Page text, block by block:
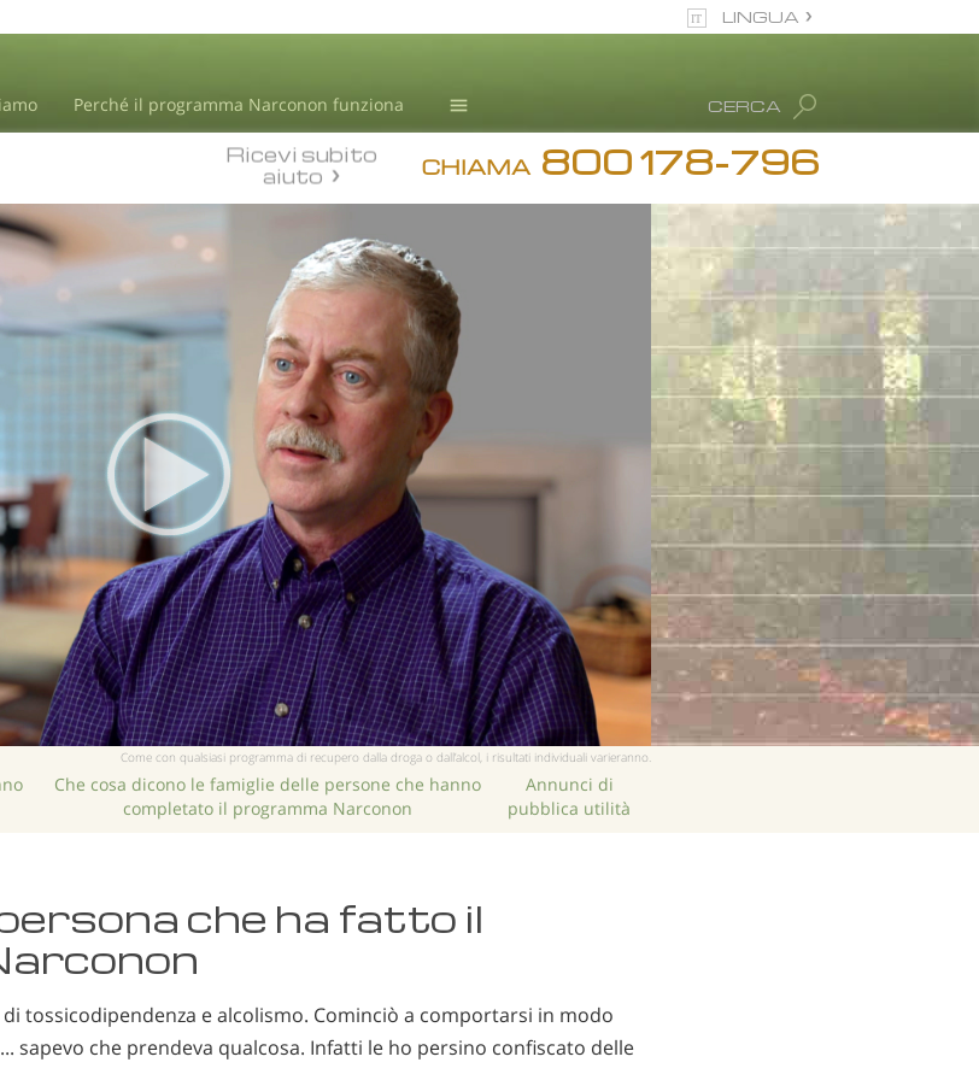
Perché il programma Narconon funziona
Testimonianze
Blog
L. Ron Hubbard
CERCA
LINGUA
Tutte le zone/lingue
CHIAMA 800 178-796
Ricevi subito
aiuto
Come con qualsiasi programma di recupero dalla droga o dall’alcol, i risultati individuali varieranno.
Che cosa dicono le famiglie delle persone che hanno
completato il programma Narconon
Annunci di
pubblica utilità
che ha fatto il
tossicodipendenza e alcolismo. Cominciò a comportarsi in modo
sapevo che prendeva qualcosa. Infatti le ho persino confiscato delle